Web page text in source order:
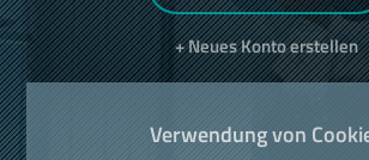
+ Neues Konto erstellen
Verwendung von